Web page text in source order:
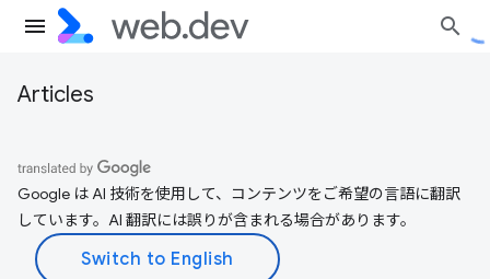
Articles
Google は AI 技術を使用して、コンテンツをご希望の言語に翻訳
しています。AI 翻訳には誤りが含まれる場合があります。